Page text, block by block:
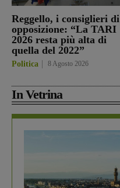
Reggello, i consiglieri di
opposizione: “La TARI
2026 resta più alta di
quella del 2022”
Politica 8 Agosto 2026
In Vetrina